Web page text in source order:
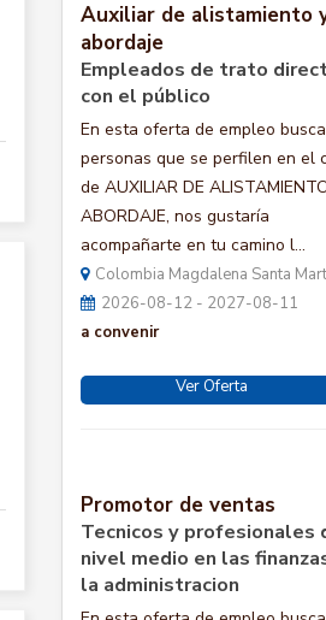
Auxiliar de alistamiento
abordaje
Empleados de trato
con el público
En esta oferta de empleo
personas que se perfilen en el
de AUXILIAR DE
ABORDAJE, nos gustaría
acompañarte en tu camino l...
Colombia Magdalena Santa
2026-08-12 - 2027-08-11
a convenir
Ver Oferta
Promotor de ventas
Tecnicos y profesionales
nivel medio en las
la administracion